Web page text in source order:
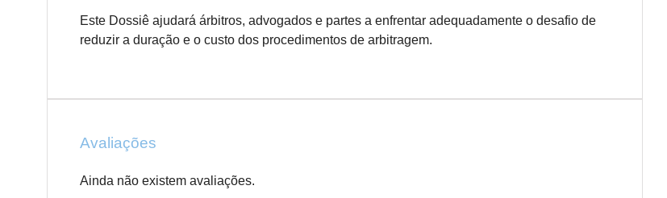
Este Dossiê ajudará árbitros, advogados e partes a enfrentar adequadamente o desafio de
reduzir a duração e o custo dos procedimentos de arbitragem.
Avaliações
Ainda não existem avaliações.